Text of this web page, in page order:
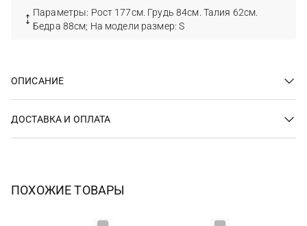
Параметры: Рост 177см. Грудь 84см. Талия 62см.
Бедра 88см; На модели размер: S
ОПИСАНИЕ
ДОСТАВКА И ОПЛАТА
ПОХОЖИЕ ТОВАРЫ